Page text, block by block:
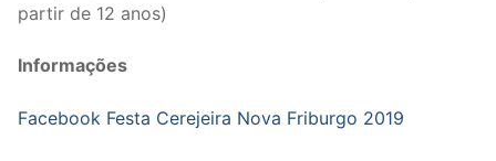
partir de 12 anos)
Informações
Facebook Festa Cerejeira Nova Friburgo 2019